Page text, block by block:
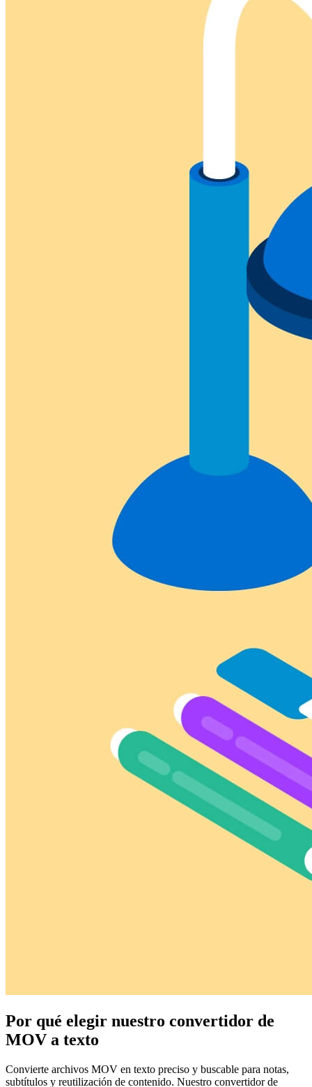
Por qué elegir nuestro convertidor de
MOV a texto
Convierte archivos MOV en texto preciso y buscable para notas,
subtítulos y reutilización de contenido. Nuestro convertidor de